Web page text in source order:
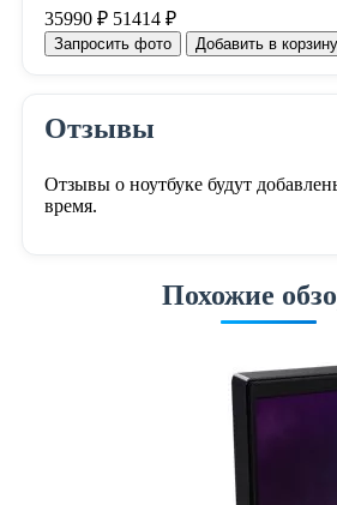
35990 ₽ 51414 ₽
Запросить фото Добавить в корзину
Отзывы
Отзывы о ноутбуке будут
время.
Похожие